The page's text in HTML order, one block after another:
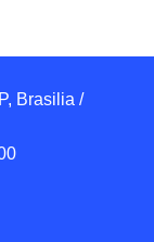
Brasilia /